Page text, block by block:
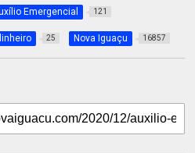
Emergencial 121
25 Nova Iguaçu 16857